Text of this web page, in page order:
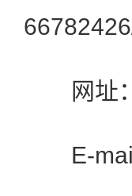
网址：
E-mail